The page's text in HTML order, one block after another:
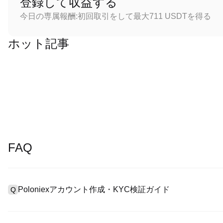
今日の専属報酬:初回取引をして最大711 USDTを得る
ホット記事
FAQ
Q Poloniexアカウント作成・KYC検証ガイド